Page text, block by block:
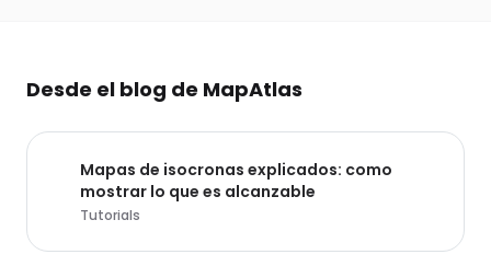
Desde el blog de MapAtlas
Mapas de isocronas explicados: como
mostrar lo que es alcanzable
Tutorials